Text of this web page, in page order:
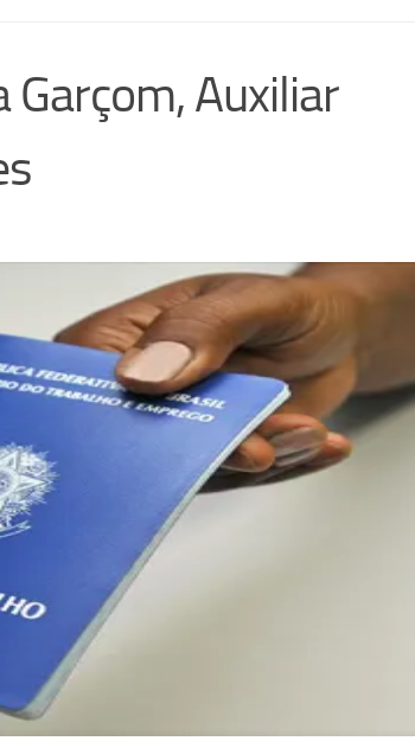
Garçom, Auxiliar